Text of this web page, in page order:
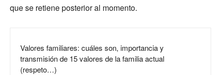
que se retiene posterior al momento.
Valores familiares: cuáles son, importancia y
transmisión de 15 valores de la familia actual
(respeto…)